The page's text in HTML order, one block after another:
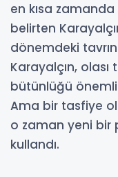
en kısa
belirten
dönemdeki
Karayalçın, olası
bütünlüğü önemli.
Ama bir tasfiye
o zaman yeni bir
kullandı.